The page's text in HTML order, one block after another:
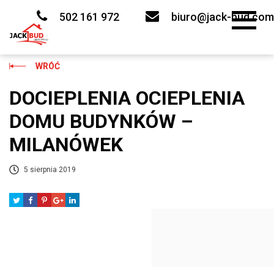
502 161 972 biuro@jack-bud.com
WRÓĆ
DOCIEPLENIA OCIEPLENIA
DOMU BUDYNKÓW –
MILANÓWEK
5 sierpnia 2019